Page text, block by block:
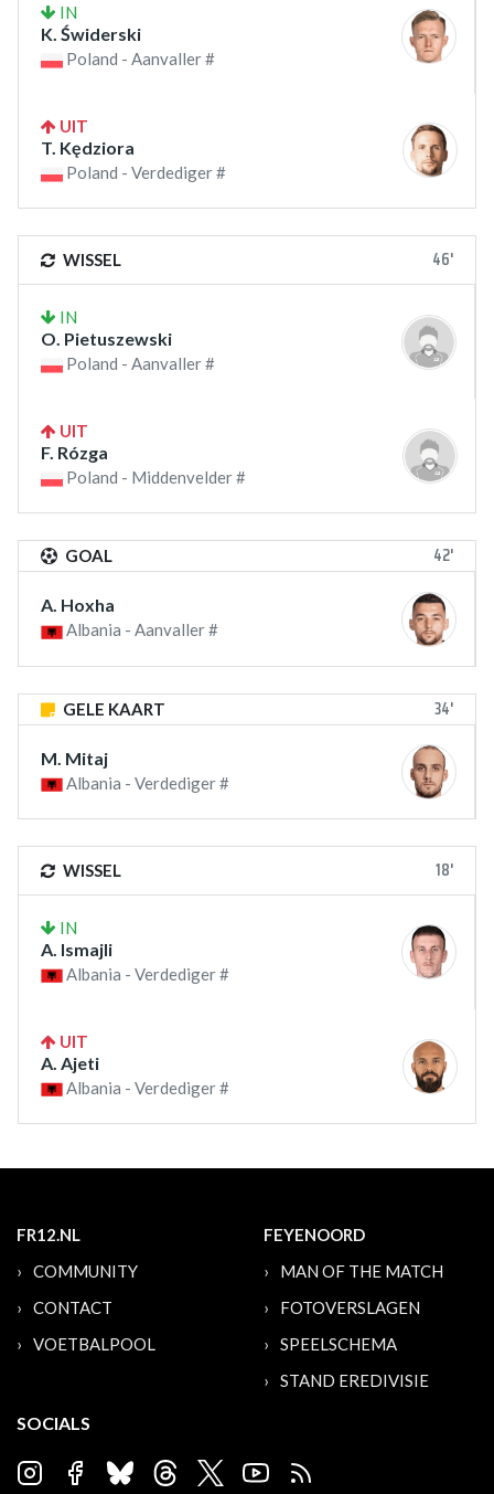
IN
K. Świderski
Poland - Aanvaller #
UIT
T. Kędziora
Poland - Verdediger #
WISSEL 46'
IN
O. Pietuszewski
Poland - Aanvaller #
UIT
F. Rózga
Poland - Middenvelder #
GOAL 42'
A. Hoxha
Albania - Aanvaller #
GELE KAART 34'
M. Mitaj
Albania - Verdediger #
WISSEL 18'
IN
A. Ismajli
Albania - Verdediger #
UIT
A. Ajeti
Albania - Verdediger #
FR12.NL
COMMUNITY
CONTACT
VOETBALPOOL
FEYENOORD
MAN OF THE MATCH
FOTOVERSLAGEN
SPEELSCHEMA
STAND EREDIVISIE
SOCIALS